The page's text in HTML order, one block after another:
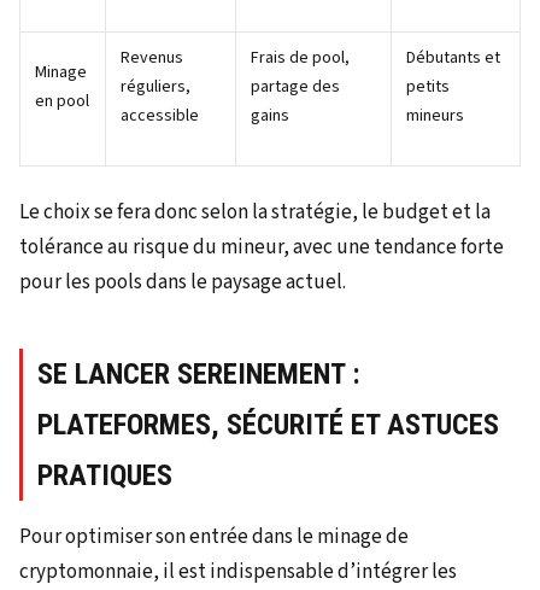
Minage
en pool
Revenus
réguliers,
accessible
Frais de pool,
partage des
gains
Débutants et
petits
mineurs
Le choix se fera donc selon la stratégie, le budget et la
tolérance au risque du mineur, avec une tendance forte
pour les pools dans le paysage actuel.
SE LANCER SEREINEMENT :
PLATEFORMES, SÉCURITÉ ET ASTUCES
PRATIQUES
Pour optimiser son entrée dans le minage de
cryptomonnaie, il est indispensable d’intégrer les